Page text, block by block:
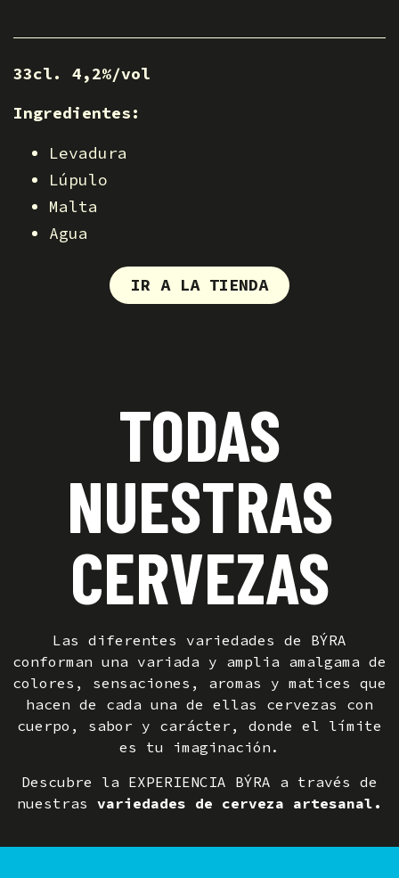
33cl. 4,2%/vol
Ingredientes:
Levadura
Lúpulo
Malta
Agua
IR A LA TIENDA
TODAS
NUESTRAS
CERVEZAS
Las diferentes variedades de BÝRA
conforman una variada y amplia amalgama de
colores, sensaciones, aromas y matices que
hacen de cada una de ellas cervezas con
cuerpo, sabor y carácter, donde el límite
es tu imaginación.
Descubre la EXPERIENCIA BÝRA a través de
nuestras variedades de cerveza artesanal.